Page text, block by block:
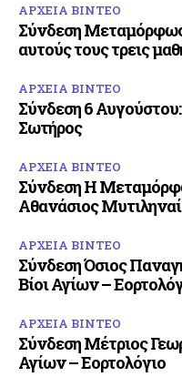
ΑΡΧΕΙΑ ΒΙΝΤΕΟ
Σύνδεση
αυτούς τους τρεις
ΑΡΧΕΙΑ ΒΙΝΤΕΟ
Σύνδεση 6
Σωτήρος
ΑΡΧΕΙΑ ΒΙΝΤΕΟ
Σύνδεση Η
Αθανάσιος
ΑΡΧΕΙΑ ΒΙΝΤΕΟ
Σύνδεση Όσιος
Βίοι Αγίων –
ΑΡΧΕΙΑ ΒΙΝΤΕΟ
Σύνδεση Μέτριος
Αγίων – Εορτολόγιο